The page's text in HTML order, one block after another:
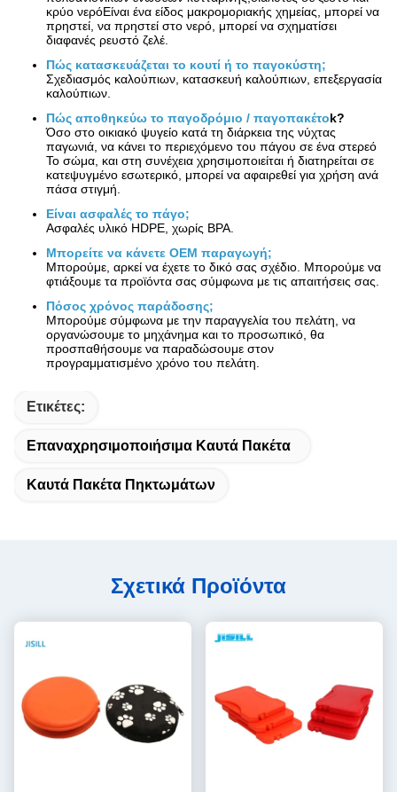
κρύο νερόΕίναι ένα είδος μακρομοριακής χημείας, μπορεί να
πρηστεί, να πρηστεί στο νερό, μπορεί να σχηματίσει
διαφανές ρευστό ζελέ.
Πώς κατασκευάζεται το κουτί ή το παγοκύστη;
Σχεδιασμός καλούπιων, κατασκευή καλούπιων, επεξεργασία
καλούπιων.
Πώς αποθηκεύω το παγοδρόμιο / παγοπακέτοk?
Όσο στο οικιακό ψυγείο κατά τη διάρκεια της νύχτας
παγωνιά, να κάνει το περιεχόμενο του πάγου σε ένα στερεό
Το σώμα, και στη συνέχεια χρησιμοποιείται ή διατηρείται σε
κατεψυγμένο εσωτερικό, μπορεί να αφαιρεθεί για χρήση ανά
πάσα στιγμή.
Είναι ασφαλές το πάγο;
Ασφαλές υλικό HDPE, χωρίς BPA.
Μπορείτε να κάνετε OEM παραγωγή;
Μπορούμε, αρκεί να έχετε το δικό σας σχέδιο. Μπορούμε να
φτιάξουμε τα προϊόντα σας σύμφωνα με τις απαιτήσεις σας.
Πόσος χρόνος παράδοσης;
Μπορούμε σύμφωνα με την παραγγελία του πελάτη, να
οργανώσουμε το μηχάνημα και το προσωπικό, θα
προσπαθήσουμε να παραδώσουμε στον
προγραμματισμένο χρόνο του πελάτη.
Ετικέτες:
Επαναχρησιμοποιήσιμα Καυτά Πακέτα
Καυτά Πακέτα Πηκτωμάτων
Σχετικά Προϊόντα